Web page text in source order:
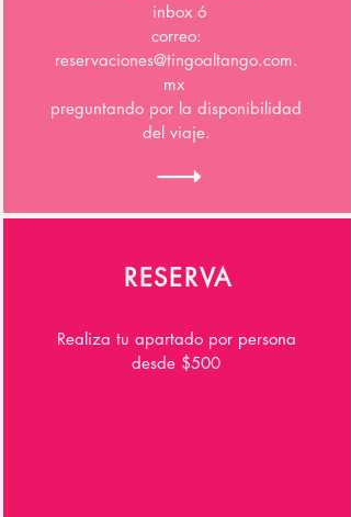
inbox ó
correo:
reservaciones@tingoaltango.com.
mx
preguntando por la disponibilidad
del viaje.
RESERVA
Realiza tu apartado por persona
desde $500